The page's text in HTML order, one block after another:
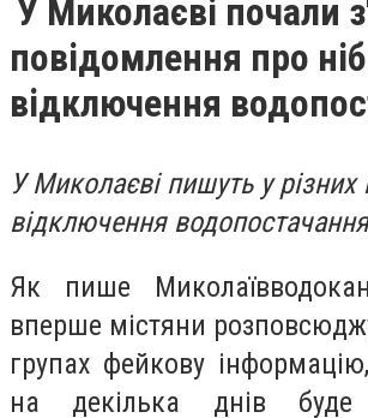
У Миколаєві почали
повідомлення про
відключення
У Миколаєві пишуть у різних
відключення
Як пише
вперше містяни
групах фейкову
на декілька днів буде